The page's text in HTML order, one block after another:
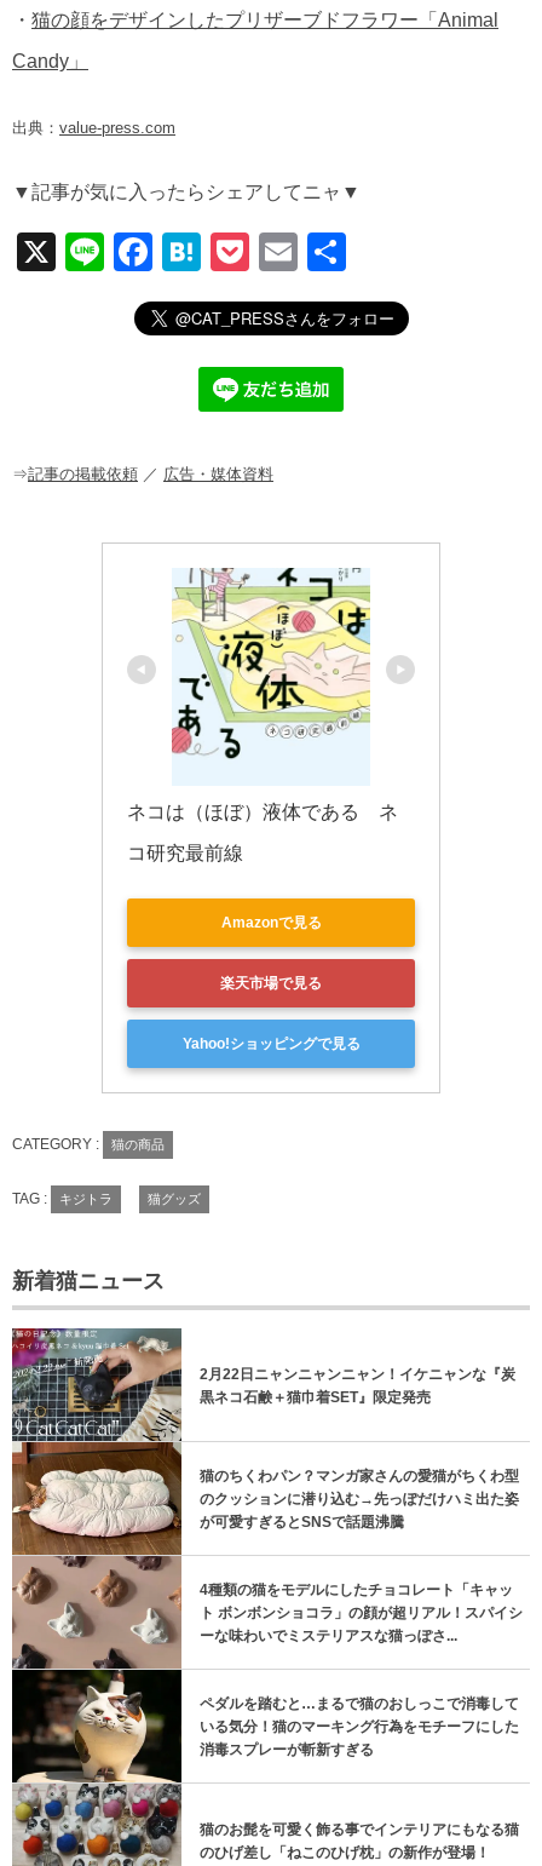
・ 猫の顔をデザインしたプリザーブドフラワー「Animal
Candy」
出典： value-press.com
▼記事が気に入ったらシェアしてニャ▼
X
Li
F
a
c
o
H
at
e
n
a
P
o
ck
et
E
m
ail
有
⇒記事の掲載依頼 ／ 広告・媒体資料
ネコは（ほぼ）液体である　ネ
コ研究最前線
Amazonで見る
楽天市場で見る
Yahoo!ショッピングで見る
CATEGORY : 猫の商品
TAG : キジトラ 猫グッズ
新着猫ニュース
2月22日ニャンニャンニャン！イケニャンな『炭
黒ネコ石鹸＋猫巾着SET』限定発売
猫のちくわパン？マンガ家さんの愛猫がちくわ型
のクッションに潜り込む→先っぽだけハミ出た姿
が可愛すぎるとSNSで話題沸騰
4種類の猫をモデルにしたチョコレート「キャッ
ト ボンボンショコラ」の顔が超リアル！スパイシ
ーな味わいでミステリアスな猫っぽさ...
ペダルを踏むと…まるで猫のおしっこで消毒して
いる気分！猫のマーキング行為をモチーフにした
消毒スプレーが斬新すぎる
猫のお髭を可愛く飾る事でインテリアにもなる猫
のひげ差し「ねこのひげ枕」の新作が登場！